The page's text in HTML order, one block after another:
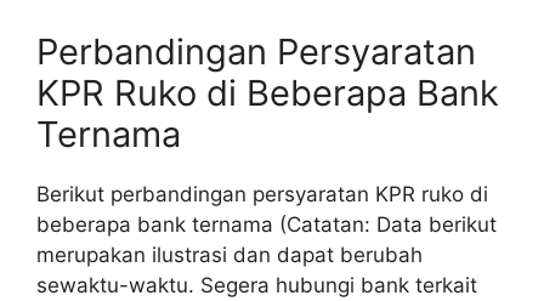
Perbandingan Persyaratan
KPR Ruko di Beberapa Bank
Ternama
Berikut perbandingan persyaratan KPR ruko di
beberapa bank ternama (Catatan: Data berikut
merupakan ilustrasi dan dapat berubah
sewaktu-waktu. Segera hubungi bank terkait